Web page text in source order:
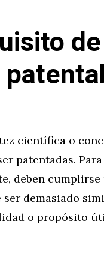
científica o
patentadas.
deben
demasiado
o propósito